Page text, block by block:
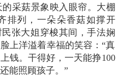
采菇景象映入眼帘。大棚
排列，一朵朵香菇如撑开
张大姐穿梭其间，手法娴
上洋溢着幸福的笑容：“真
钱。干得好，一天能挣100
能照顾孩子。”